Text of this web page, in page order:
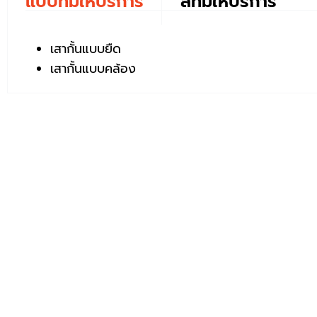
เสากั้นแบบยืด
เสากั้นแบบคล้อง